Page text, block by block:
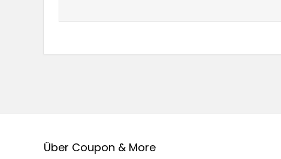
Über Coupon & More